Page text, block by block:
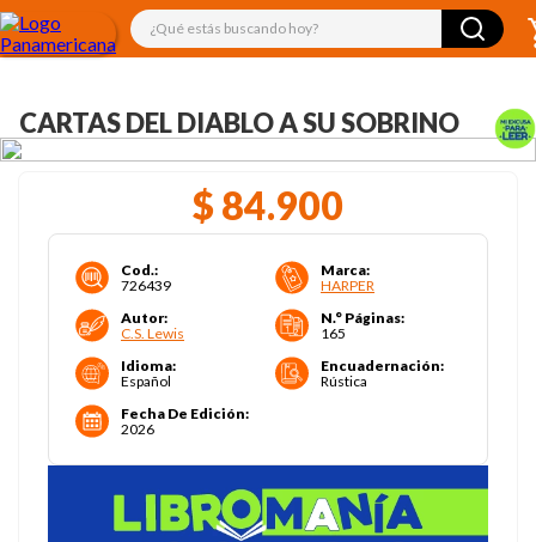
¿Qué estás buscando hoy?
CARTAS DEL DIABLO A SU SOBRINO
$ 84.900
Cod.:
726439
Marca:
HARPER
Autor:
C.S. Lewis
N.° Páginas:
165
Idioma:
Español
Encuadernación:
Rústica
Fecha De Edición:
2026